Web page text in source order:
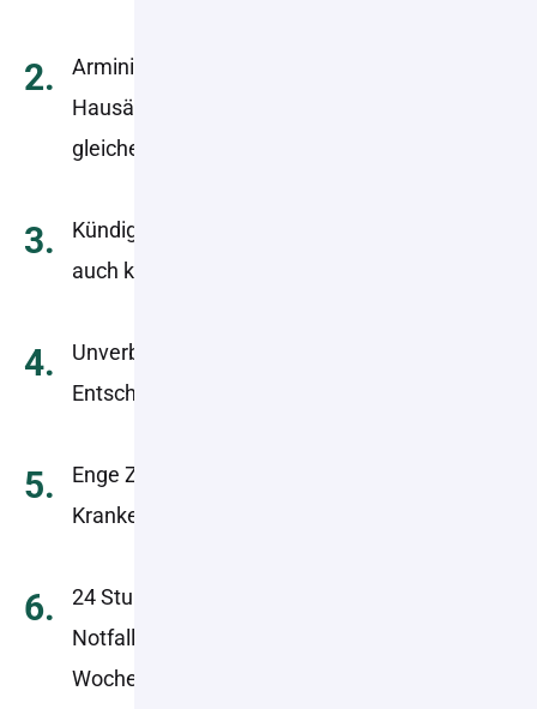
2.
Arminius Apotheke und Medicum Brake
Hausärzte mit insgesamt 8 Hausärzten im
gleichen Gebäude
3.
Kündigungsfrist von 24 Stunden, im Einzelfall
auch kürzer
4.
Unverbindliche Beratung ohne
Entscheidungsdruck
5.
Enge Zusammenarbeit mit Angehörigen und
Krankenkassen
6.
24 Stunden Erreichbarkeit. In
Notfallsituationen auch Nachts und am
Wochenende